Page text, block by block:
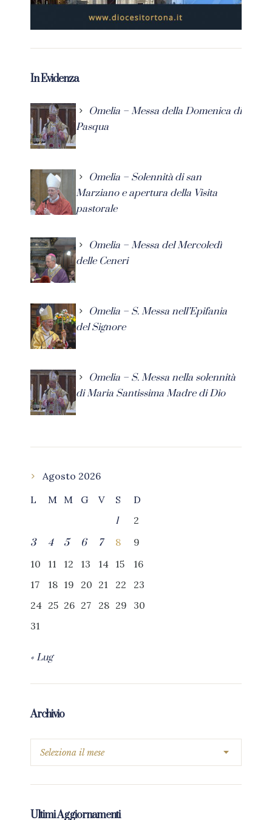
In Evidenza
Omelia – Messa della Domenica di
Pasqua
Omelia – Solennità di san
Marziano e apertura della Visita
pastorale
Omelia – Messa del Mercoledì
delle Ceneri
Omelia – S. Messa nell’Epifania
del Signore
Omelia – S. Messa nella solennità
di Maria Santissima Madre di Dio
Agosto 2026
L
M M G V S
D
1
2
3
4 5 6 7 8
9
10
11 12 13 14 15
16
17
18 19 20 21 22
23
24 25 26 27 28 29
30
31
« Lug
Archivio
Ultimi Aggiornamenti